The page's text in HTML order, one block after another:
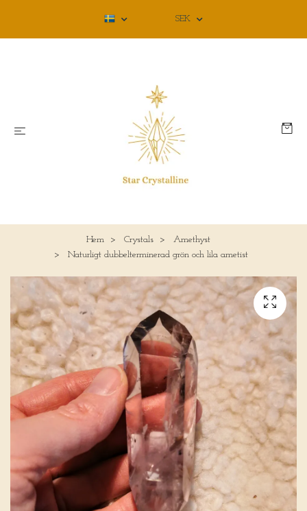
SEK
Hem Crystals
Amethyst
Naturligt dubbelterminerad grön och lila ametist